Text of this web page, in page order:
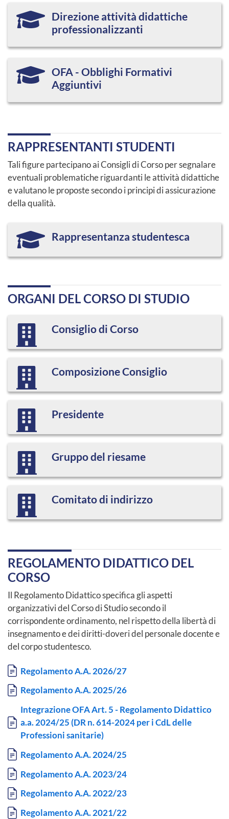
Direzione attività didattiche
professionalizzanti
OFA - Obblighi Formativi
Aggiuntivi
RAPPRESENTANTI STUDENTI
Tali figure partecipano ai Consigli di Corso per segnalare
eventuali problematiche riguardanti le attività didattiche
e valutano le proposte secondo i principi di assicurazione
della qualità.
Rappresentanza studentesca
ORGANI DEL CORSO DI STUDIO
Consiglio di Corso
Composizione Consiglio
Presidente
Gruppo del riesame
Comitato di indirizzo
REGOLAMENTO DIDATTICO DEL
CORSO
Il Regolamento Didattico specifica gli aspetti
organizzativi del Corso di Studio secondo il
corrispondente ordinamento, nel rispetto della libertà di
insegnamento e dei diritti-doveri del personale docente e
del corpo studentesco.
Documento
Regolamento A.A. 2026/27
Documento
Regolamento A.A. 2025/26
Documento
Integrazione OFA Art. 5 - Regolamento Didattico
a.a. 2024/25 (DR n. 614-2024 per i CdL delle
Professioni sanitarie)
Documento
Regolamento A.A. 2024/25
Documento
Regolamento A.A. 2023/24
Documento
Regolamento A.A. 2022/23
Documento
Regolamento A.A. 2021/22